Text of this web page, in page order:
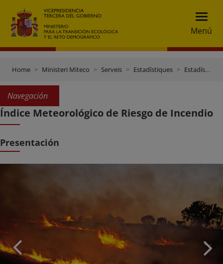
Menú
Home Ministeri Miteco Serveis Estadístiques Estadísticas Meteorológicas
Navegación
Índice Meteorológico de Riesgo de Incendio
Presentación